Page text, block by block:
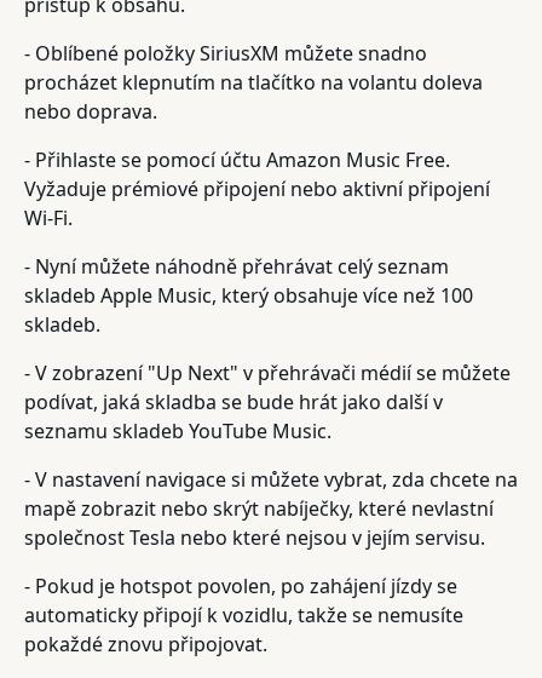
- Oblíbené položky SiriusXM můžete snadno
procházet klepnutím na tlačítko na volantu doleva
nebo doprava.
- Přihlaste se pomocí účtu Amazon Music Free.
Vyžaduje prémiové připojení nebo aktivní připojení
Wi-Fi.
- Nyní můžete náhodně přehrávat celý seznam
skladeb Apple Music, který obsahuje více než 100
skladeb.
- V zobrazení "Up Next" v přehrávači médií se můžete
podívat, jaká skladba se bude hrát jako další v
seznamu skladeb YouTube Music.
- V nastavení navigace si můžete vybrat, zda chcete na
mapě zobrazit nebo skrýt nabíječky, které nevlastní
společnost Tesla nebo které nejsou v jejím servisu.
- Pokud je hotspot povolen, po zahájení jízdy se
automaticky připojí k vozidlu, takže se nemusíte
pokaždé znovu připojovat.